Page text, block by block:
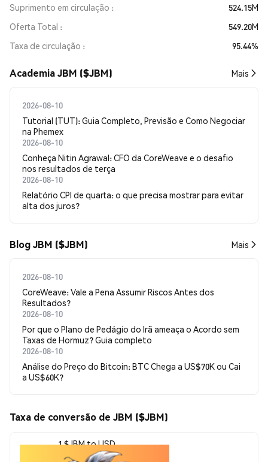
Suprimento em circulação
524.15M
Oferta Total
549.20M
Taxa de circulação
95.44%
Academia JBM ($JBM) Mais
2026-08-10
Tutorial (TUT): Guia Completo, Previsão e Como Negociar
na Phemex
2026-08-10
Conheça Nitin Agrawal: CFO da CoreWeave e o desafio
nos resultados de terça
2026-08-10
Relatório CPI de quarta: o que precisa mostrar para evitar
alta dos juros?
Blog JBM ($JBM) Mais
2026-08-10
CoreWeave: Vale a Pena Assumir Riscos Antes dos
Resultados?
2026-08-10
Por que o Plano de Pedágio do Irã ameaça o Acordo sem
Taxas de Hormuz? Guia completo
2026-08-10
Análise do Preço do Bitcoin: BTC Chega a US$70K ou Cai
a US$60K?
Taxa de conversão de JBM ($JBM)
1 $JBM to USD